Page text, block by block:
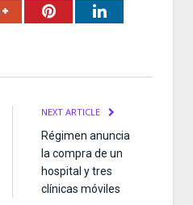
Google+PinterestLinkedIn
NEXT ARTICLE
Régimen anuncia
la compra de un
hospital y tres
clínicas móviles